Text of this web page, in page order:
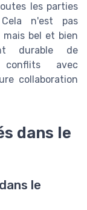
les parties
n'est pas
bel et bien
durable de
avec
collaboration
dans le
le